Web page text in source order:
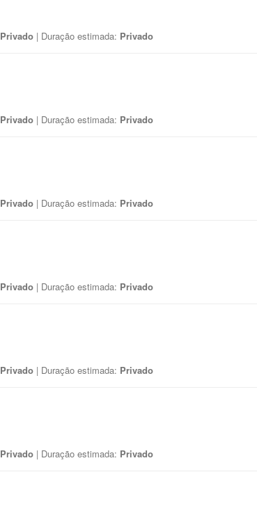
Privado | Duração estimada: Privado
Privado | Duração estimada: Privado
Privado | Duração estimada: Privado
Privado | Duração estimada: Privado
Privado | Duração estimada: Privado
Privado | Duração estimada: Privado